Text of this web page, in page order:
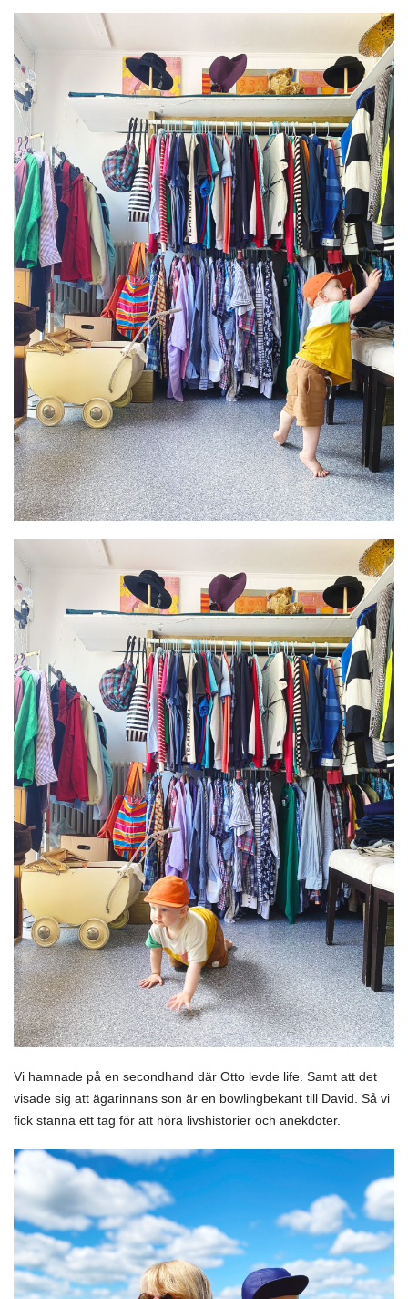
Vi hamnade på en secondhand där Otto levde life. Samt att det
visade sig att ägarinnans son är en bowlingbekant till David. Så vi
fick stanna ett tag för att höra livshistorier och anekdoter.